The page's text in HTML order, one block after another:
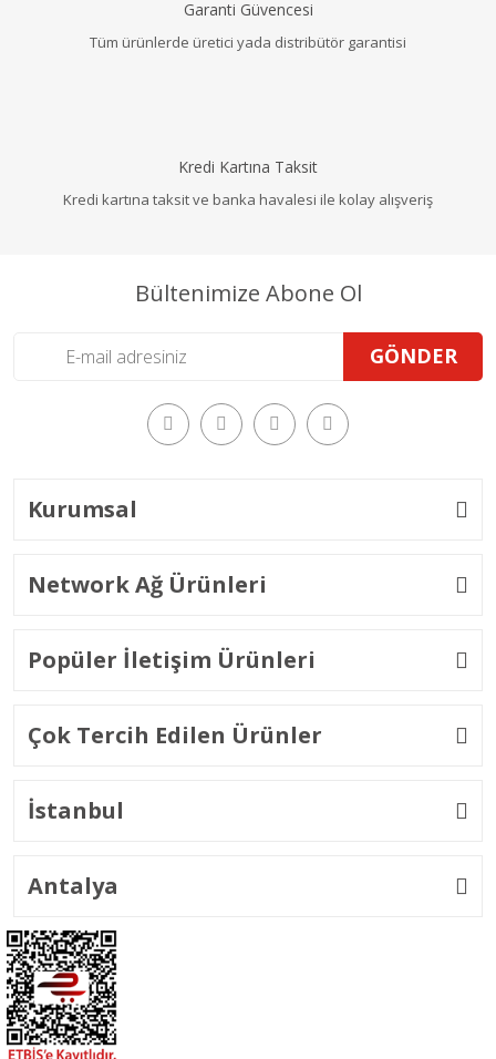
Garanti Güvencesi
Tüm ürünlerde üretici yada distribütör garantisi
Kredi Kartına Taksit
Kredi kartına taksit ve banka havalesi ile kolay alışveriş
Bültenimize Abone Ol
GÖNDER
Kurumsal
Network Ağ Ürünleri
Popüler İletişim Ürünleri
Çok Tercih Edilen Ürünler
İstanbul
Antalya